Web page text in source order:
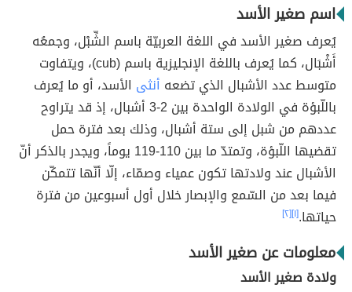
اسم صغير الأسد
يُعرف صغير الأسد في اللغة العربيّة باسم الشِّبْل، وجمعُه
أَشْبَال، كما يُعرف باللغة الإنجليزية باسم (cub)، ويتفاوت
متوسط عدد الأشبال الذي تضعه أنثى الأسد، أو ما يُعرف
باللّبؤة في الولادة الواحدة بين 2-3 أشبال، إذ قد يتراوح
عددهم من شبل إلى ستة أشبال، وذلك بعد فترة حمل
تقضيها اللّبؤة، وتمتدّ ما بين 110-119 يوماً، ويجدر بالذكر أنّ
الأشبال عند ولادتها تكون عمياء وصمّاء، إلّا أنّها تتمكّن
فيما بعد من السّمع والإبصار خلال أول أسبوعين من فترة
حياتها.[١] [٢]
معلومات عن صغير الأسد
ولادة صغير الأسد